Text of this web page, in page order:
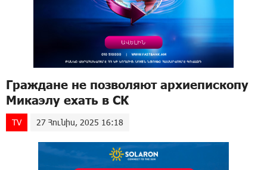
Граждане не позволяют архиепископу
Микаэлу ехать в СК
TV 27 Հունիս, 2025 16:18